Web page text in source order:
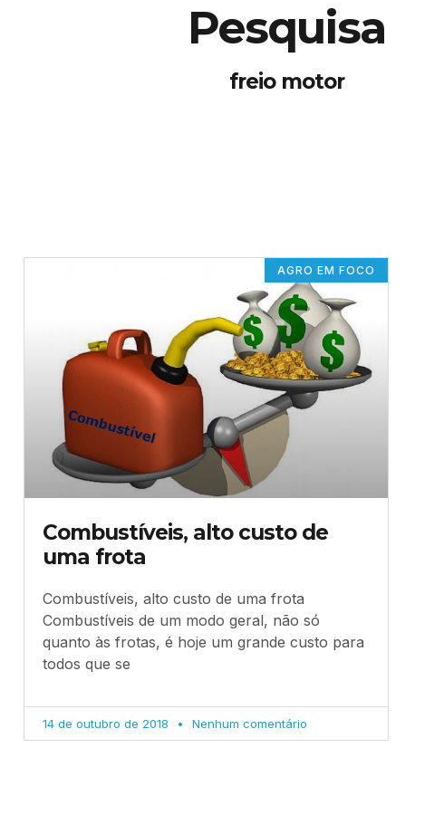
Pesquisa
freio motor
AGRO EM FOCO
Combustíveis, alto custo de
uma frota
Combustíveis, alto custo de uma frota
Combustíveis de um modo geral, não só
quanto às frotas, é hoje um grande custo para
todos que se
14 de outubro de 2018 Nenhum comentário